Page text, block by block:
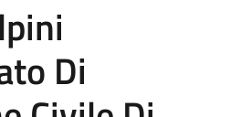
Di